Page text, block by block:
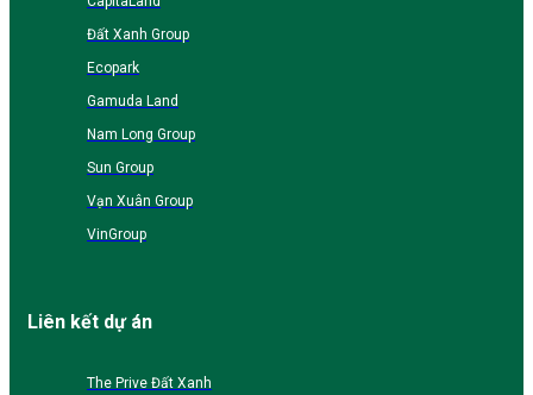
Đất Xanh Group
Ecopark
Gamuda Land
Nam Long Group
Sun Group
Vạn Xuân Group
VinGroup
Liên kết dự án
The Prive Đất Xanh